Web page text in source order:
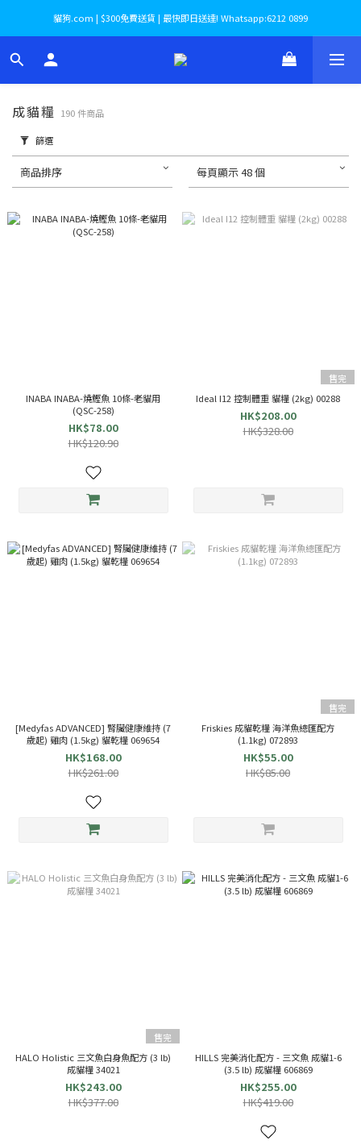
貓狗.com | $300免費送貨 | 最快即日送達! Whatsapp:6212 0899
成貓糧 190 件商品
篩選
商品排序 每頁顯示 48 個
INABA INABA-燒鰹魚 10條-老貓用
(QSC-258)
HK$78.00
HK$120.90
售完
Ideal I12 控制體重 貓糧 (2kg) 00288
HK$208.00
HK$328.00
[Medyfas ADVANCED] 腎臟健康維持 (7
歲起) 雞肉 (1.5kg) 貓乾糧 069654
HK$168.00
HK$261.00
售完
Friskies 成貓乾糧 海洋魚總匯配方
(1.1kg) 072893
HK$55.00
HK$85.00
售完
HALO Holistic 三文魚白身魚配方 (3 lb)
成貓糧 34021
HK$243.00
HK$377.00
HILLS 完美消化配方 - 三文魚 成貓1-6
(3.5 lb) 成貓糧 606869
HK$255.00
HK$419.00